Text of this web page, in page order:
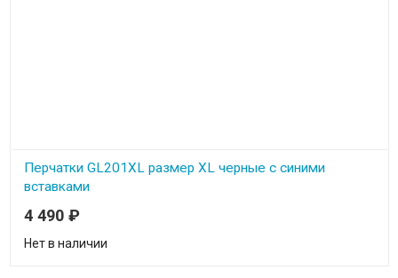
Перчатки GL201XL размер XL черные с синими
вставками
Перчатки GL201XL размер XL черные с синими вставками
4 490 ₽
Нет в наличии